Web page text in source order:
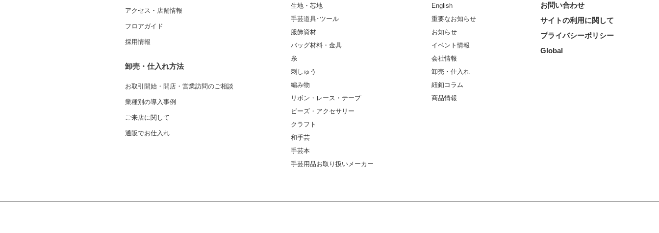
アクセス・店舗情報
フロアガイド
採用情報
卸売・仕入れ方法
お取引開始・開店・営業訪問のご相談
業種別の導入事例
ご来店に関して
通販でお仕入れ
生地・芯地
手芸道具･ツール
服飾資材
バッグ材料・金具
糸
刺しゅう
編み物
リボン・レース・テープ
ビーズ・アクセサリー
クラフト
和手芸
手芸本
手芸用品お取り扱いメーカー
English
重要なお知らせ
お知らせ
イベント情報
会社情報
卸売・仕入れ
紐釦コラム
商品情報
お問い合わせ
サイトの利用に関して
プライバシーポリシー
Global